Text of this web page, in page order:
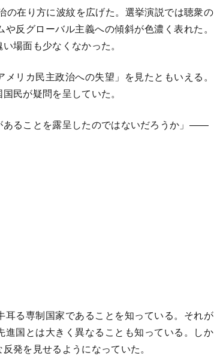
在り方に波紋を広げた。選挙演説では聴衆の
反グローバル主義への傾斜が色濃く表れた。
場面も少なくなかった。
リカ民主政治への失望」を見たともいえる。
民が疑問を呈していた。
あることを露呈したのではないだろうか」——
る専制国家であることを知っている。それが
国とは大きく異なることも知っている。しか
発を見せるようになっていた。